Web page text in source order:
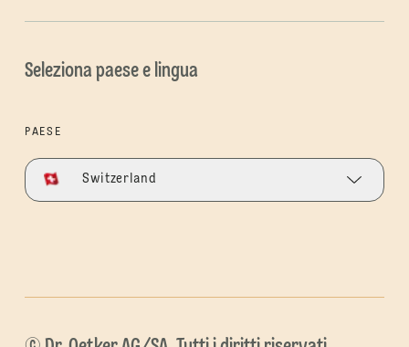
Seleziona paese e lingua
PAESE
Switzerland